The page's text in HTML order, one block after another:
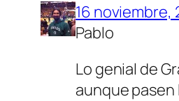
16 noviembre,
Pablo
Lo genial de
aunque pasen